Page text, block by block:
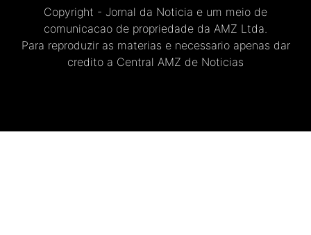
Copyright - Jornal da Noticia e um meio de
comunicacao de propriedade da AMZ Ltda.
Para reproduzir as materias e necessario apenas dar
credito a Central AMZ de Noticias